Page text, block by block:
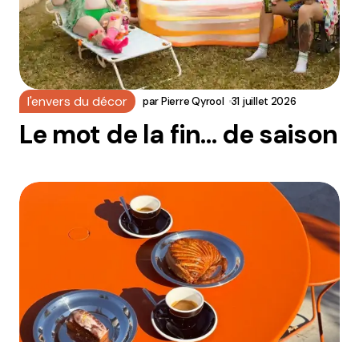
l'envers du décor parPierre Qyrool 31 juillet 2026
Le mot de la fin… de saison